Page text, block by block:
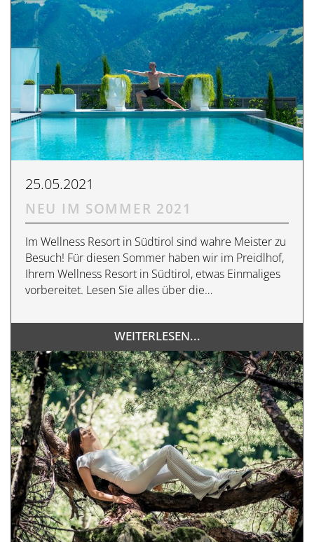
Awards
Preidlhof Events
Belvita
Preferred Hotels & Resorts
Dolce Vita Blog
Honeymoon
Sauna Tower
Pools & Park
À-la-carte-Treatments
Spa News-Blog
Medical Health Packages
Checks & Therapien
Etikette & Kostenrückerstattung
Brixsana
Übersicht
Wandern
Biken
Golf
Yoga
Fitness
Fun Sports
Tennis
Skilaufen
SÜDTIROL & MERAN
Übersicht
Reinhold Messner
Ötzi
Klima & Naturpark
Sights & Ausflüge
Shoppen & Kultur
Privat-Touren - Ausflüge im Preidlhof
25.05.2021
NEU IM SOMMER 2021
Im Wellness Resort in Südtirol sind wahre Meister zu
Besuch! Für diesen Sommer haben wir im Preidlhof,
Ihrem Wellness Resort in Südtirol, etwas Einmaliges
vorbereitet. Lesen Sie alles über die…
WEITERLESEN...